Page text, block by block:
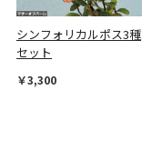
シンフォリカルポス3種
セット
￥3,300